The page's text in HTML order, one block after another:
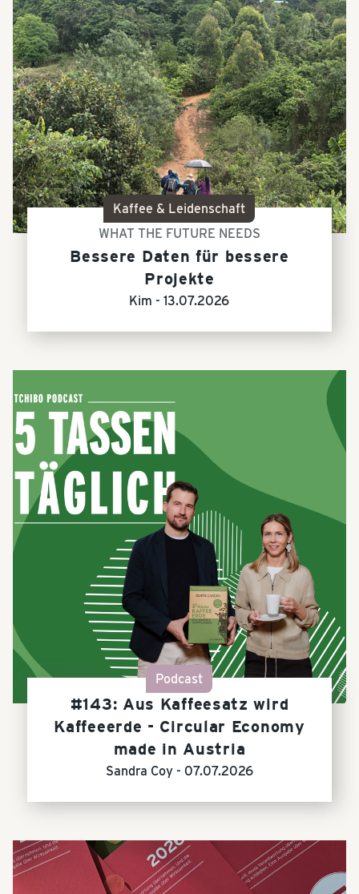
Kaffee & Leidenschaft
WHAT THE FUTURE NEEDS
Bessere Daten für bessere
Projekte
Kim -13.07.2026
Podcast
#143: Aus Kaffeesatz wird
Kaffeeerde - Circular Economy
made in Austria
Sandra Coy - 07.07.2026